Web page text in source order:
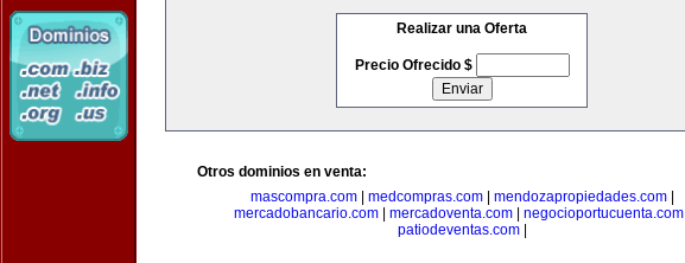
Realizar una Oferta
Precio Ofrecido $
Otros dominios en venta:
mascompra.com| medcompras.com| mendozapropiedades.com|
mercadobancario.com| mercadoventa.com| negocioportucuenta.com|
patiodeventas.com|